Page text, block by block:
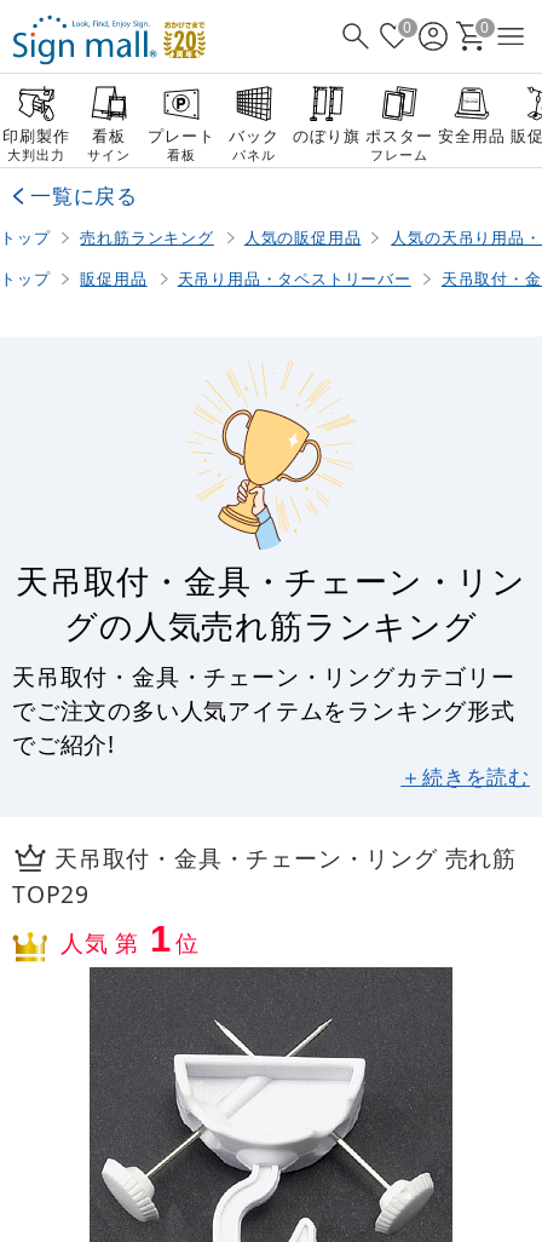
0 0
印刷製作
大判出力
看板
サイン
プレート
看板
バック
パネル
のぼり旗 ポスター
フレーム
安全用品 販
一覧に戻る
トップ 売れ筋ランキング 人気の販促用品
人気の天吊り用品
トップ
販促用品 天吊り用品・タペストリーバー 天吊取付・
天吊取付・金具・チェーン・リン
グの人気売れ筋ランキング
天吊取付・金具・チェーン・リングカテゴリー
でご注文の多い人気アイテムをランキング形式
でご紹介!
＋続きを読む
天吊取付・金具・チェーン・リング 売れ筋
TOP29
人気 第 1位